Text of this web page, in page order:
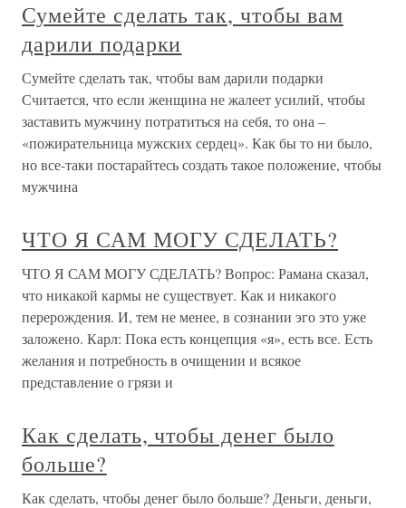
Сумейте сделать так, чтобы вам
дарили подарки
Сумейте сделать так, чтобы вам дарили подарки
Считается, что если женщина не жалеет усилий, чтобы
заставить мужчину потратиться на себя, то она –
«пожирательница мужских сердец». Как бы то ни было,
но все-таки постарайтесь создать такое положение, чтобы
мужчина
ЧТО Я САМ МОГУ СДЕЛАТЬ?
ЧТО Я САМ МОГУ СДЕЛАТЬ? Вопрос: Рамана сказал,
что никакой кармы не существует. Как и никакого
перерождения. И, тем не менее, в сознании эго это уже
заложено. Карл: Пока есть концепция «я», есть все. Есть
желания и потребность в очищении и всякое
представление о грязи и
Как сделать, чтобы денег было
больше?
Как сделать, чтобы денег было больше? Деньги, деньги,